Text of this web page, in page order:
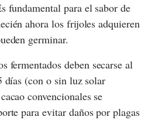
fundamental para el sabor de
ahora los frijoles adquieren
germinar.
fermentados deben secarse al
días (con o sin luz solar
convencionales se
para evitar daños por plagas